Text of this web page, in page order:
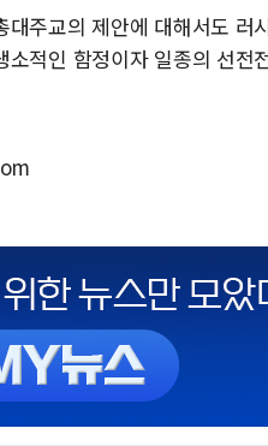
대주교의 제안에 대해서도
적인 함정이자 일종의 선전